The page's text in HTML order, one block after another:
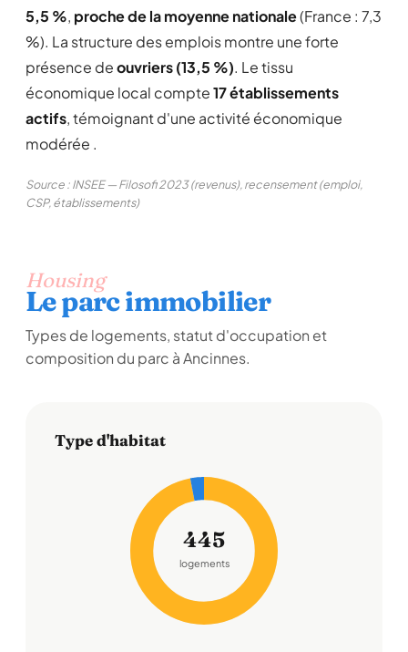
5,5 %, proche de la moyenne nationale(France : 7,3
%). La structure des emplois montre une forte
présence deouvriers (13,5 %). Le tissu
économique local compte17 établissements
actifs, témoignant d'une activité économique
modérée .
Source : INSEE — Filosofi 2023 (revenus), recensement (emploi,
CSP, établissements)
Housing
Le parc immobilier
Types de logements, statut d'occupation et
composition du parc à Ancinnes.
Type d'habitat
445
logements